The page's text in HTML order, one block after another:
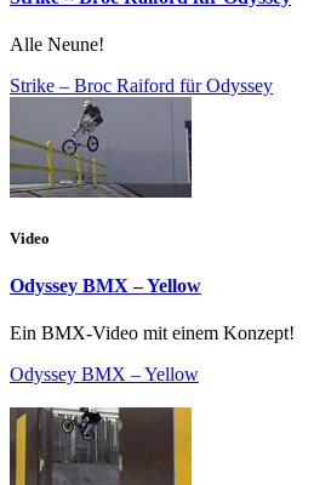
Alle Neune!
Strike – Broc Raiford für Odyssey
Video
Odyssey BMX – Yellow
Ein BMX-Video mit einem Konzept!
Odyssey BMX – Yellow